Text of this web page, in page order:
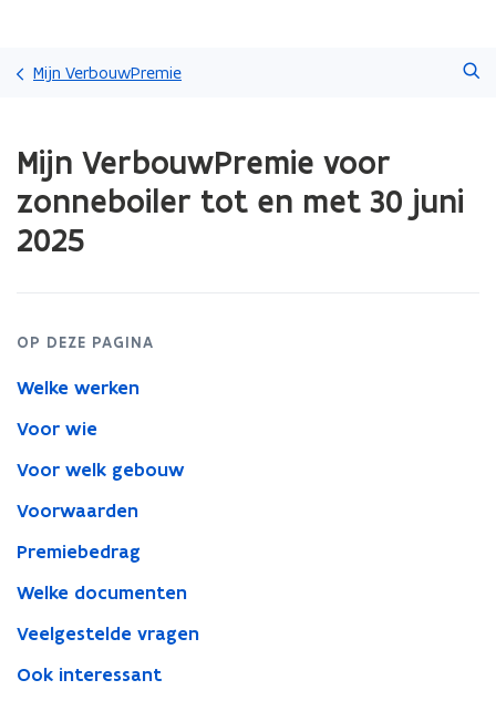
gaan
Mijn VerbouwPremie
met
laden.
zich
voor
tot
met
juni
2025
Mijn VerbouwPremie voor
zonneboiler tot en met 30 juni
2025
OP DEZE PAGINA
Welke werken
Voor wie
Voor welk gebouw
Voorwaarden
Premiebedrag
Welke documenten
Veelgestelde vragen
Ook interessant